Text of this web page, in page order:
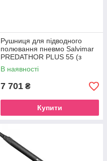
Рушниця для підводного
полювання пневмо Salvimar
PREDATHOR PLUS 55 (з
регулятором бою)
В наявності
7 701 ₴
Купити